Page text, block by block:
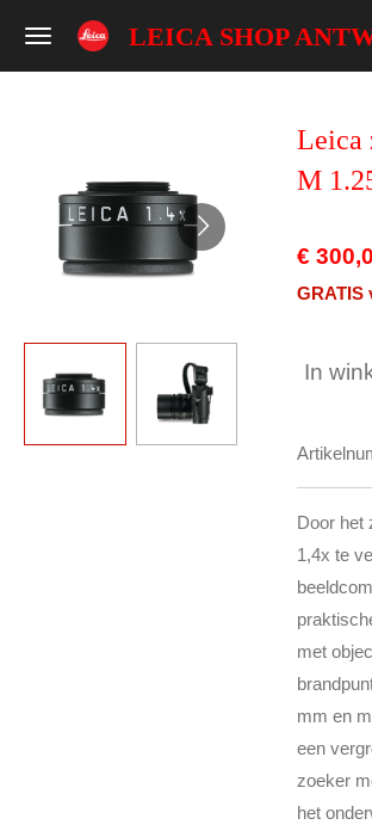
Ga
LEICA SHOP
Leica
M
€
GRATIS
In
Door het
1,4x te
met
mm en
een
zoeker
het